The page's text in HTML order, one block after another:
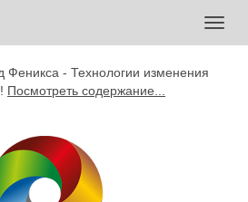
Феникса - Технологии изменения
Посмотреть содержание...